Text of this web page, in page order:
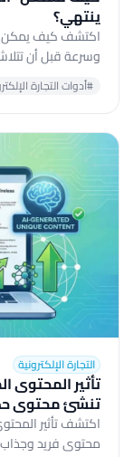
ينتهي؟
اكتشف كيف يمكن
وسرعة قبل أن
#أدوات التجارة
التجارة الإلكترونية
تأثير
تنشئ محتوى
اكتشف تأثير
محتوى فريد وجذاب